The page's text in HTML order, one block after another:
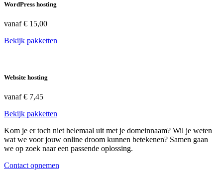
WordPress hosting
vanaf€ 15,00
Bekijk pakketten
Website hosting
vanaf€ 7,45
Bekijk pakketten
Kom je er toch niet helemaal uit met je domeinnaam? Wil je weten
wat we voor jouw online droom kunnen betekenen? Samen gaan
we op zoek naar een passende oplossing.
Contact opnemen